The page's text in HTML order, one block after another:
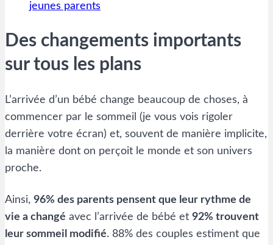
jeunes parents
Des changements importants
sur tous les plans
L’arrivée d’un bébé change beaucoup de choses, à
commencer par le sommeil (je vous vois rigoler
derrière votre écran) et, souvent de manière implicite,
la manière dont on perçoit le monde et son univers
proche.
Ainsi, 96% des parents pensent que leur rythme de
vie a changé avec l’arrivée de bébé et 92% trouvent
leur sommeil modifié. 88% des couples estiment que